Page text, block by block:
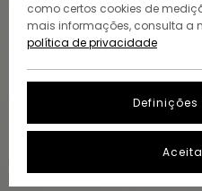
como certos cookies de
mais informações, consulta a
política de privacidade
Definições